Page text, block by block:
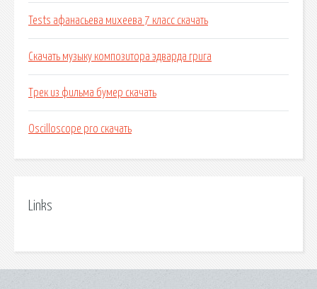
Tests афанасьева михеева 7 класс скачать
Скачать музыку композитора эдварда грига
Трек из фильма бумер скачать
Oscilloscope pro скачать
Links